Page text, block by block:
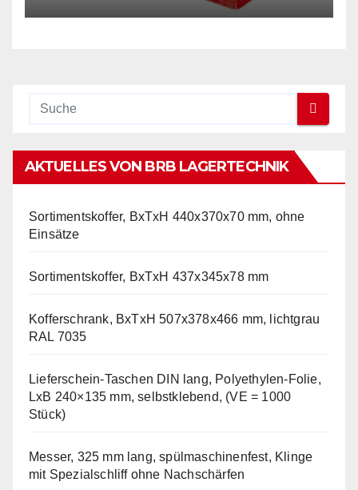
Gewicht 1,40 kg, rot
AKTUELLES VON BRB LAGERTECHNIK
Sortimentskoffer, BxTxH 440x370x70 mm, ohne
Einsätze
Sortimentskoffer, BxTxH 437x345x78 mm
Kofferschrank, BxTxH 507x378x466 mm, lichtgrau
RAL 7035
Lieferschein-Taschen DIN lang, Polyethylen-Folie,
LxB 240×135 mm, selbstklebend, (VE = 1000
Stück)
Messer, 325 mm lang, spülmaschinenfest, Klinge
mit Spezialschliff ohne Nachschärfen